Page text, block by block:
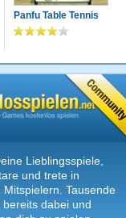
Panfu Table Tennis
Lieblingsspiele,
und trete in
Tausende
dabei und